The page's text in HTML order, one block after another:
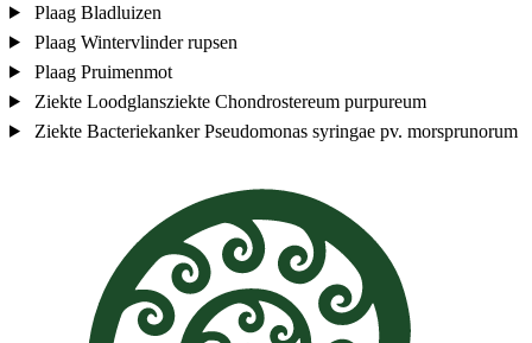
Plaag Bladluizen
Plaag Wintervlinder rupsen
Plaag Pruimenmot
Ziekte Loodglansziekte Chondrostereum purpureum
Ziekte Bacteriekanker Pseudomonas syringae pv. morsprunorum